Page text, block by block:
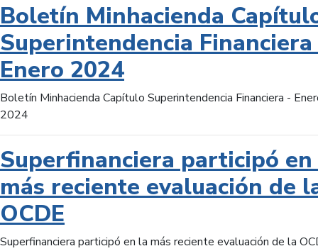
Boletín Minhacienda
Superintendencia
Enero 2024
Boletín Minhacienda Capítulo Superintendencia Financiera -
2024
Superfinanciera participó
más reciente evaluación de
OCDE
Superfinanciera participó en la más reciente evaluación de la